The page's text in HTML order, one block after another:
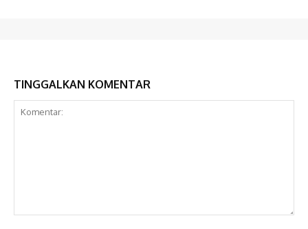
TINGGALKAN KOMENTAR